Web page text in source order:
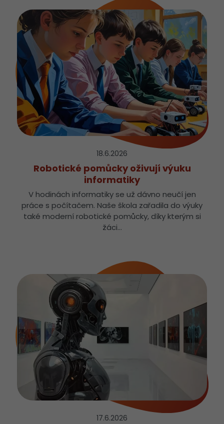
18.6.2026
Robotické pomůcky oživují výuku
informatiky
V hodinách informatiky se už dávno neučí jen
práce s počítačem. Naše škola zařadila do výuky
také moderní robotické pomůcky, díky kterým si
žáci…
17.6.2026